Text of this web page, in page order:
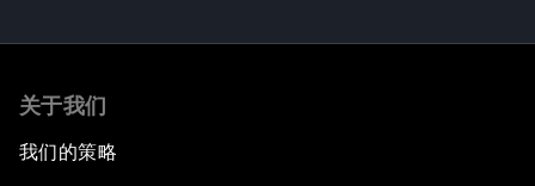
关于我们
我们的策略